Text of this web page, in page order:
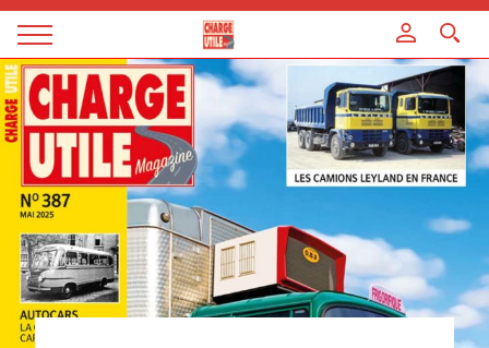
Magazine
Charge
utile
Panneau de gestion des cookies